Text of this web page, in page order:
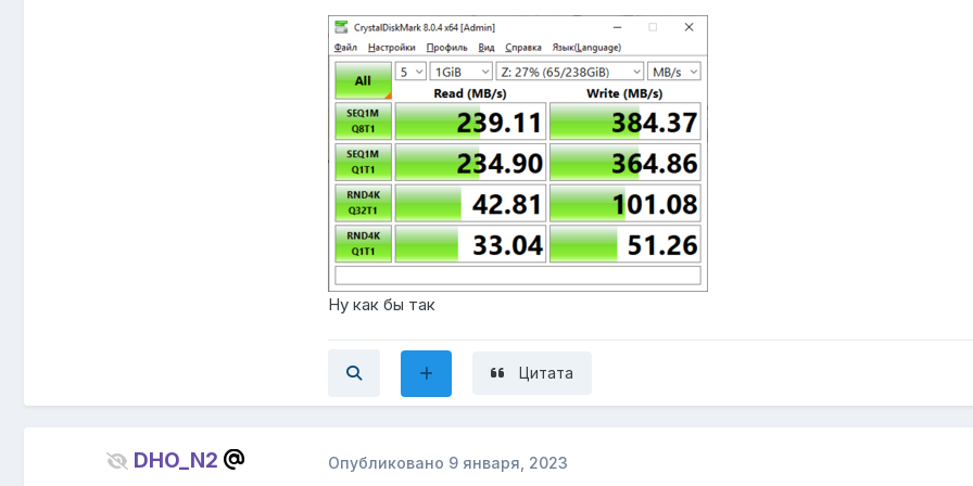
Ну как бы так
Цитата
DHO_N2 Опубликовано 9 января, 2023